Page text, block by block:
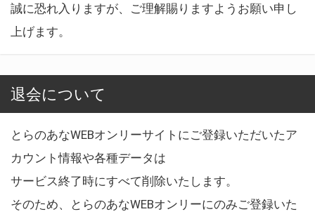
誠に恐れ入りますが、ご理解賜りますようお願い申し
上げます。
退会について
とらのあなWEBオンリーサイトにご登録いただいたア
カウント情報や各種データは
サービス終了時にすべて削除いたします。
そのため、とらのあなWEBオンリーにのみご登録いた